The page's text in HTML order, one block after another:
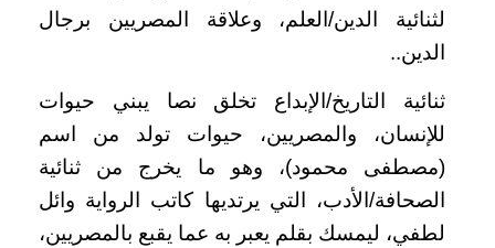
لثنائية الدين/العلم، وعلاقة المصريين برجال
الدين..
ثنائية التاريخ/الإبداع تخلق نصا يبني حيوات
للإنسان، والمصريين، حيوات تولد من اسم
(مصطفى محمود)، وهو ما يخرج من ثنائية
الصحافة/الأدب، التي يرتديها كاتب الرواية وائل
لطفي، ليمسك بقلم يعبر به عما يقبع بالمصريين،